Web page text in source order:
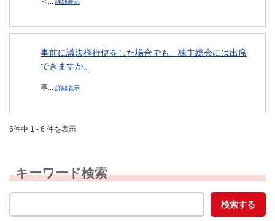
詳細表示
事前に議決権行使をした場合でも、株主総会には出席
できますか。
事... 詳細表示
6件中 1 - 6 件を表示
キーワード検索